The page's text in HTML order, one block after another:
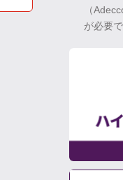
（
が必要で